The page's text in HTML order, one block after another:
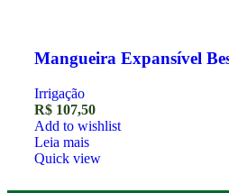
Mangueira Expansível
Irrigação
R$ 107,50
Add to wishlist
Leia mais
Quick view